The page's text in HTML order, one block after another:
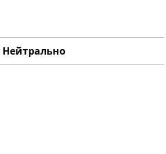
Нейтрально